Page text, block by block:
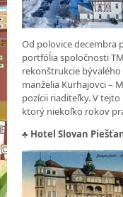
Od polovice decembra
portfóĺia spoločnosti
rekonštrukcie
manželia Kurhajovci –
pozícii riaditeľky. V
ktorý niekoľko rokov
♣ Hotel Slovan